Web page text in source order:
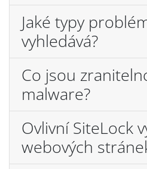
Jaké typy
vyhledává?
Co jsou
malware?
Ovlivní SiteLock
webových